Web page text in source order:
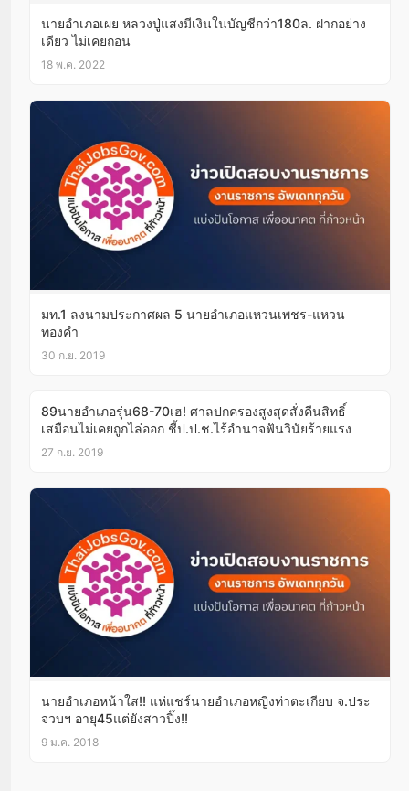
นายอำเภอเผย หลวงปู่แสงมีเงินในบัญชีกว่า180ล. ฝากอย่าง
เดียว ไม่เคยถอน
18 พ.ค. 2022
มท.1 ลงนามประกาศผล 5 นายอำเภอแหวนเพชร-แหวน
ทองคำ
30 ก.ย. 2019
89นายอำเภอรุ่น68-70เฮ! ศาลปกครองสูงสุดสั่งคืนสิทธิ์
เสมือนไม่เคยถูกไล่ออก ชี้ป.ป.ช.ไร้อำนาจฟันวินัยร้ายแรง
27 ก.ย. 2019
นายอำเภอหน้าใส!! แห่แชร์นายอำเภอหญิงท่าตะเกียบ จ.ประ
จวบฯ อายุ45แต่ยังสาวปิ๊ง!!
9 ม.ค. 2018